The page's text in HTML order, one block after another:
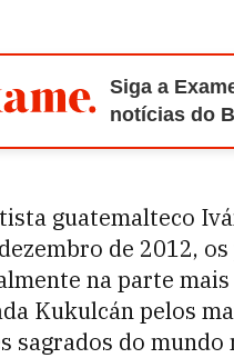
Siga a
notícias do
guatemalteco
de 2012,
na parte
Kukulcán pelos
sagrados do mundo